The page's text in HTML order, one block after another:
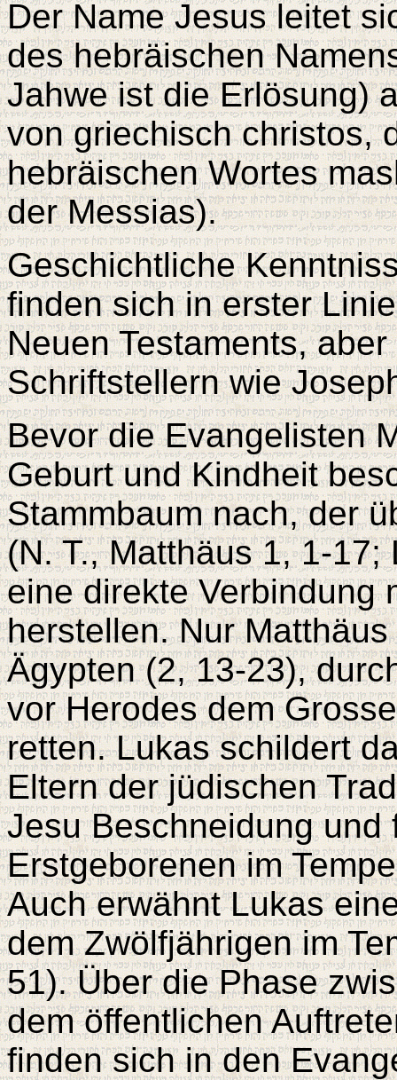
Der Name Jesus leitet
des hebräischen
Jahwe ist die Erlösung)
von griechisch christos,
hebräischen Wortes
der Messias).
Geschichtliche
finden sich in erster
Neuen Testaments,
Schriftstellern wie
Bevor die Evangelisten
Geburt und Kindheit
Stammbaum nach, der
(N. T., Matthäus 1, 1-
eine direkte Verbindung
herstellen. Nur
Ägypten (2, 13-23),
vor Herodes dem
retten. Lukas schildert
Eltern der jüdischen
Jesu Beschneidung und
Erstgeborenen im
Auch erwähnt Lukas
dem Zwölfjährigen im
51). Über die Phase
dem öffentlichen
finden sich in den